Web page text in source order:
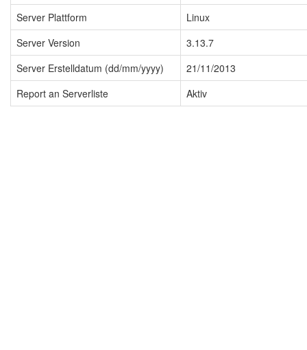
Server Plattform
Linux
Server Version
3.13.7
Server Erstelldatum (dd/mm/yyyy)
21/11/2013
Report an Serverliste
Aktiv